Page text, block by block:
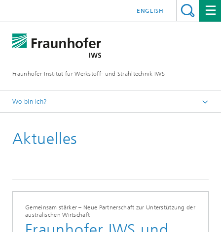
Fraunhofer-Institut für Werkstoff- und Strahltechnik IWS
ENGLISH
Wo bin ich?
News und Medien
Aktuelles
Gemeinsam stärker – Neue Partnerschaft zur Unterstützung der
australischen Wirtschaft